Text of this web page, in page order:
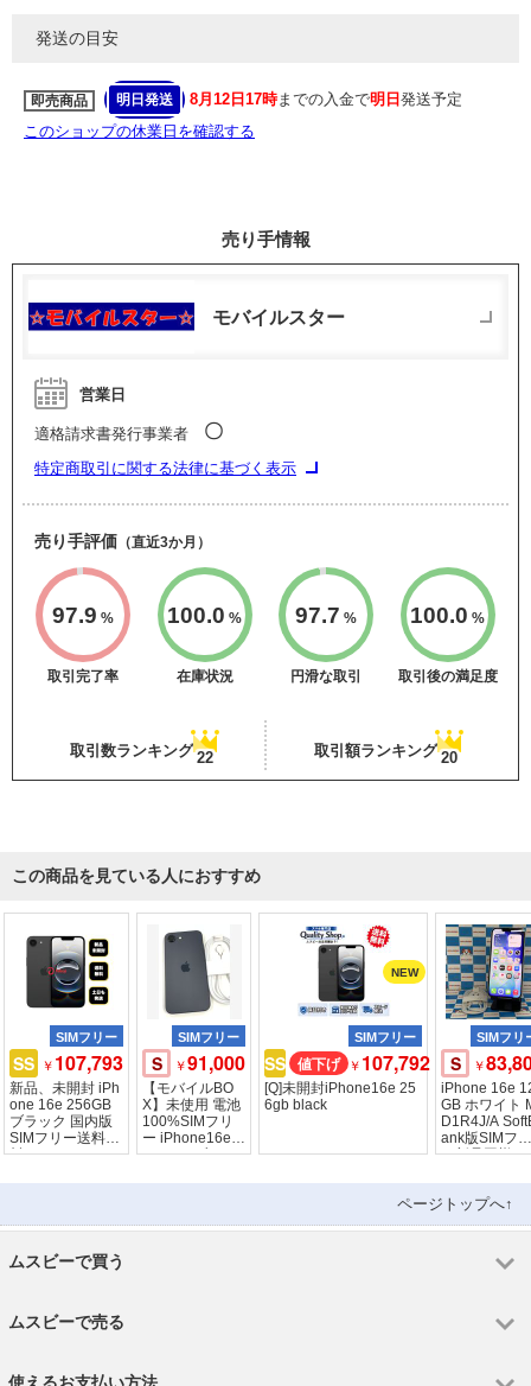
発送の目安
即売商品 明日発送 8月12日17時までの入金で明日 発送予定
このショップの休業日を確認する
売り手情報
モバイルスター
営業日
適格請求書発行事業者 〇
特定商取引に関する法律に基づく表示
売り手評価 （直近3か月）
97.9 %
取引完了率
100.0 %
在庫状況
97.7 %
円滑な取引
100.0 %
取引後の満足度
取引数ランキング 22 取引額ランキング 20
この商品を見ている人におすすめ
SIMフリー
SS ￥107,793
新品、未開封 iPh
one 16e 256GB
ブラック 国内版
SIMフリー送料無
料
SIMフリー
S ￥91,000
【モバイルBO
X】未使用 電池
100%SIMフリ
ー iPhone16e 1
28GB ブラッ
SIMフリー
SS ￥107,792
[Q]未開封iPhone16e 25
6gb black
SIMフリ
S ￥
iPhone 16e
GB ホワイト
D1R4J/A
ank版SIMフ
ー新品同様
ページトップへ↑
ムスビーで買う
ムスビーで売る